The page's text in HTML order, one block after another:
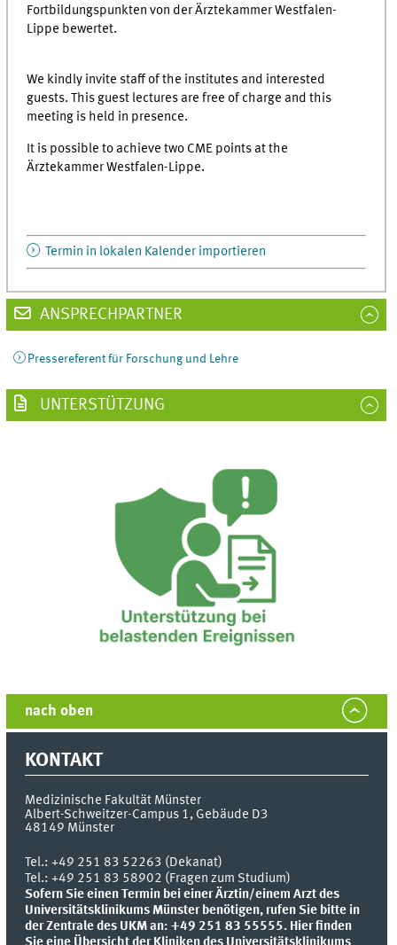
Fortbildungspunkten von der Ärztekammer Westfalen-
Lippe bewertet.
We kindly invite staff of the institutes and interested
guests. This guest lectures are free of charge and this
meeting is held in presence.
It is possible to achieve two CME points at the
Ärztekammer Westfalen-Lippe.
Termin in lokalen Kalender importieren
ANSPRECHPARTNER
Pressereferent für Forschung und Lehre
UNTERSTÜTZUNG
nach oben
KONTAKT
Medizinische Fakultät Münster
Albert-Schweitzer-Campus 1, Gebäude D3
48149 Münster
Tel.:+49 251 83 52263 (Dekanat)
Tel.: +49 251 83 58902 (Fragen zum Studium)
Sofern Sie einen Termin bei einer Ärztin/einem Arzt des
Universitätsklinikums Münster benötigen, rufen Sie bitte in
der Zentrale des UKM an: +49 251 83 55555. Hier finden
Sie eine Übersicht der Kliniken des Universitätsklinikums